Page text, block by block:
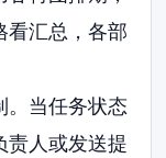
看汇总，各部
。当任务状态
责人或发送提